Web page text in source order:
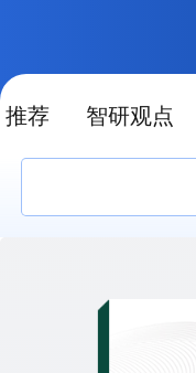
推荐 智研观点